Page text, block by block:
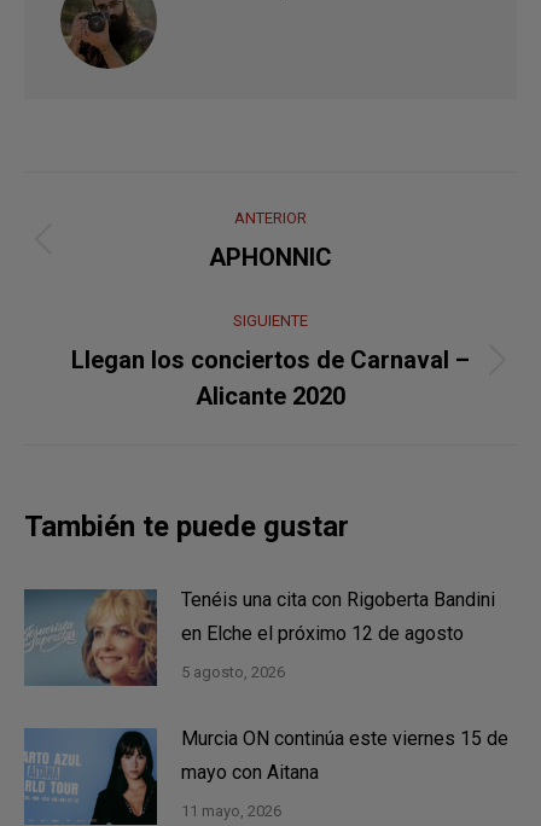
publicaciones
ANTERIOR
Publicación
APHONNIC
SIGUIENTE
Publicación
siguiente:
Llegan los conciertos de Carnaval –
Alicante 2020
También te puede gustar
Tenéis una cita con Rigoberta Bandini
en Elche el próximo 12 de agosto
5 agosto, 2026
Murcia ON continúa este viernes 15 de
mayo con Aitana
11 mayo, 2026